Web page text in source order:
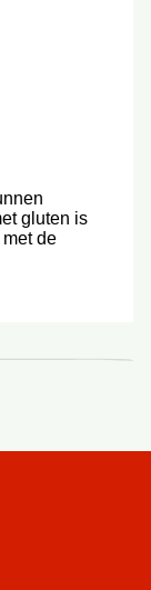
gluten is
de